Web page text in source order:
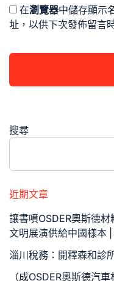
在瀏覽器中儲存顯示
址，以供下次發佈留言
搜尋
近期文章
讓書噴OSDER奧斯德
文明展演供給中國樣本 |
淄川稅務：開釋森和診
（成OSDER奧斯德汽